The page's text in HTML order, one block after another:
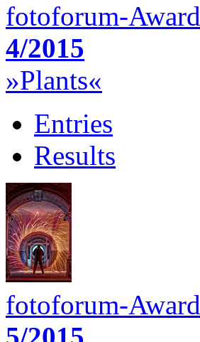
fotoforum-Award
4/2015
»Plants«
Entries
Results
fotoforum-Award